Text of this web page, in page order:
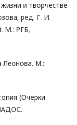
и творчестве
ред. Г. И.
М.: РГБ,
Леонова. М.:
(Очерки